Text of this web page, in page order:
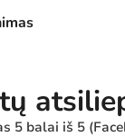
5 balai iš 5